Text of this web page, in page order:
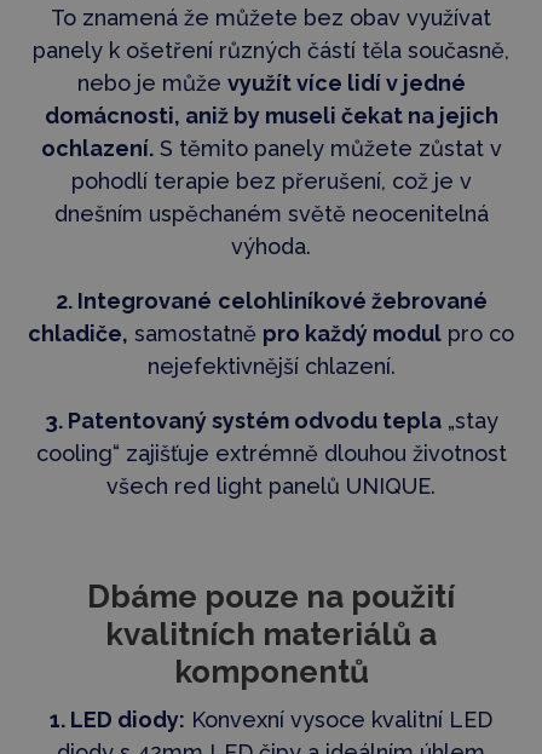
To znamená že můžete bez obav využívat
panely k ošetření různých částí těla současně,
nebo je může využít více lidí v jedné
domácnosti, aniž by museli čekat na jejich
ochlazení.S těmito panely můžete zůstat v
pohodlí terapie bez přerušení, což je v
dnešním uspěchaném světě neocenitelná
výhoda.
2. Integrované celohliníkové žebrované
chladiče, samostatně pro každý modul pro co
nejefektivnější chlazení.
3. Patentovaný systém odvodu tepla„stay
cooling“ zajišťuje extrémně dlouhou životnost
všech red light panelů UNIQUE.
Dbáme pouze na použití
kvalitních materiálů a
komponentů
1. LED diody: Konvexní vysoce kvalitní LED